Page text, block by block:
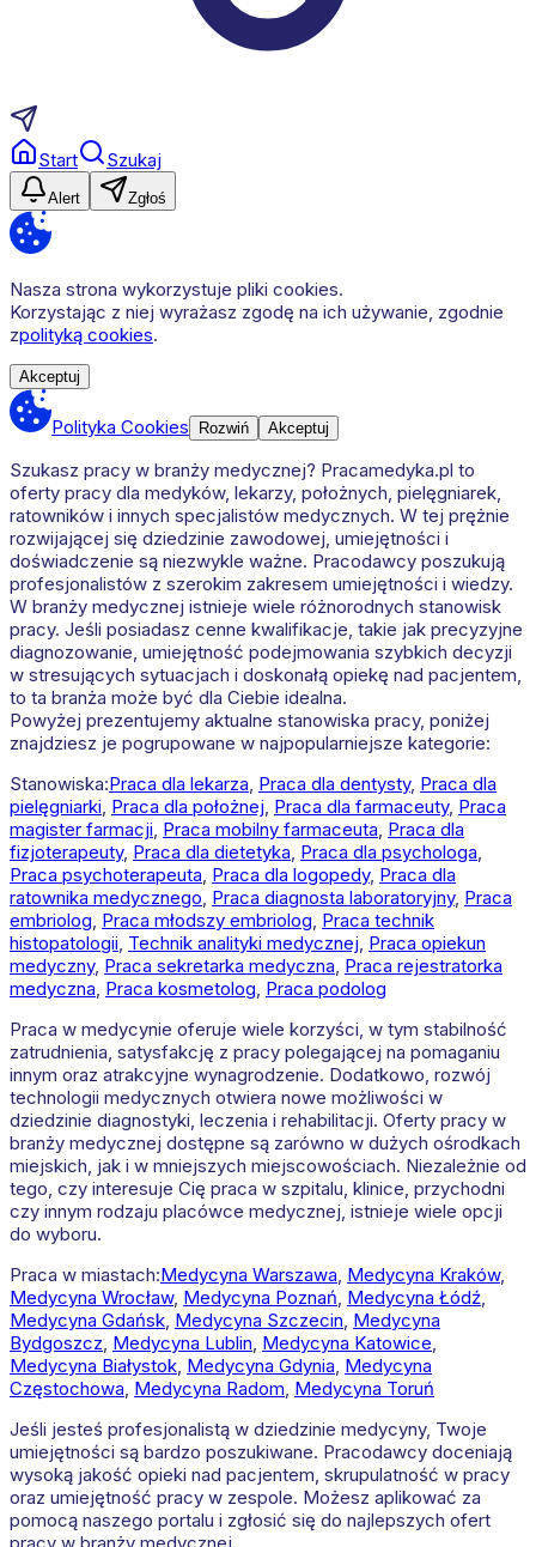
Start Szukaj
Alert Zgłoś
Nasza strona wykorzystuje pliki cookies.
Korzystając z niej wyrażasz zgodę na ich używanie, zgodnie
zpolityką cookies.
Akceptuj
Polityka Cookies Rozwiń Akceptuj
Szukasz pracy w branży medycznej? Pracamedyka.pl to
oferty pracy dla medyków, lekarzy, położnych, pielęgniarek,
ratowników i innych specjalistów medycznych. W tej prężnie
rozwijającej się dziedzinie zawodowej, umiejętności i
doświadczenie są niezwykle ważne. Pracodawcy poszukują
profesjonalistów z szerokim zakresem umiejętności i wiedzy.
W branży medycznej istnieje wiele różnorodnych stanowisk
pracy. Jeśli posiadasz cenne kwalifikacje, takie jak precyzyjne
diagnozowanie, umiejętność podejmowania szybkich decyzji
w stresujących sytuacjach i doskonałą opiekę nad pacjentem,
to ta branża może być dla Ciebie idealna.
Powyżej prezentujemy aktualne stanowiska pracy, poniżej
znajdziesz je pogrupowane w najpopularniejsze kategorie:
Stanowiska:Praca dla lekarza Praca dla dentysty, Praca dla
pielęgniarki Praca dla położnej Praca dla farmaceuty, Praca
magister farmacji Praca mobilny farmaceuta Praca dla
fizjoterapeuty, Praca dla dietetyka Praca dla psychologa
Praca psychoterapeuta Praca dla logopedy, Praca dla
ratownika medycznego Praca diagnosta laboratoryjny, Praca
embriolog Praca młodszy embriolog Praca technik
histopatologii Technik analityki medycznej Praca opiekun
medyczny, Praca sekretarka medyczna Praca rejestratorka
medyczna Praca kosmetolog Praca podolog
Praca w medycynie oferuje wiele korzyści, w tym stabilność
zatrudnienia, satysfakcję z pracy polegającej na pomaganiu
innym oraz atrakcyjne wynagrodzenie. Dodatkowo, rozwój
technologii medycznych otwiera nowe możliwości w
dziedzinie diagnostyki, leczenia i rehabilitacji. Oferty pracy w
branży medycznej dostępne są zarówno w dużych ośrodkach
miejskich, jak i w mniejszych miejscowościach. Niezależnie od
tego, czy interesuje Cię praca w szpitalu, klinice, przychodni
czy innym rodzaju placówce medycznej, istnieje wiele opcji
do wyboru.
Praca w miastach:Medycyna Warszawa Medycyna Kraków,
Medycyna Wrocław, Medycyna Poznań Medycyna Łódź
Medycyna Gdańsk Medycyna Szczecin Medycyna
Bydgoszcz Medycyna Lublin Medycyna Katowice
Medycyna Białystok Medycyna Gdynia Medycyna
Częstochowa Medycyna Radom Medycyna Toruń
Jeśli jesteś profesjonalistą w dziedzinie medycyny, Twoje
umiejętności są bardzo poszukiwane. Pracodawcy doceniają
wysoką jakość opieki nad pacjentem, skrupulatność w pracy
oraz umiejętność pracy w zespole. Możesz aplikować za
pomocą naszego portalu i zgłosić się do najlepszych ofert
pracy w branży medycznej.